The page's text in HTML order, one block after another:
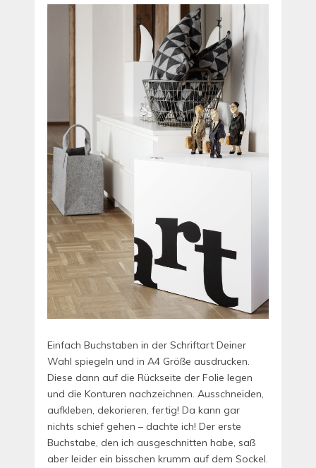
Einfach Buchstaben in der Schriftart Deiner
Wahl spiegeln und in A4 Größe ausdrucken.
Diese dann auf die Rückseite der Folie legen
und die Konturen nachzeichnen. Ausschneiden,
aufkleben, dekorieren, fertig! Da kann gar
nichts schief gehen – dachte ich! Der erste
Buchstabe, den ich ausgeschnitten habe, saß
aber leider ein bisschen krumm auf dem Sockel.